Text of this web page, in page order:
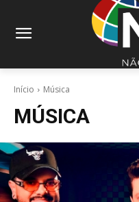
Início Música
MÚSICA